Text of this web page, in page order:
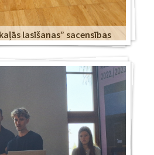
lasīšanas” sacensības